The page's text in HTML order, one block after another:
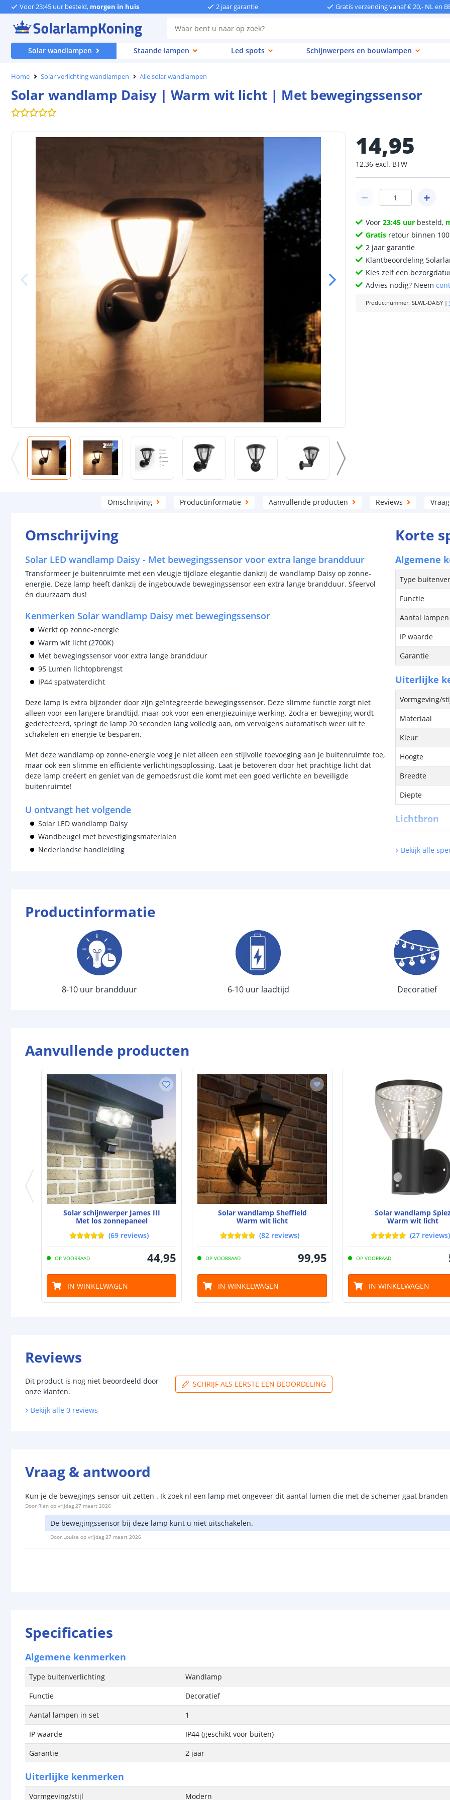
Voor 23:45 uur besteld, morgen in huis 2 jaar garantie Gratis verzending vanaf € 20,- NL en
Solar wandlampen Staande lampen Led spots Schijnwerpers en bouwlampen
Home Solar verlichting wandlampen Alle solar wandlampen
Solar wandlamp Daisy | Warm wit licht | Met bewegingssensor
14,95
12,36 excl. BTW
Voor23:45 uur besteld,
Gratis retour binnen
2 jaar garantie
Klantbeoordeling
Kies zelf een
Advies nodig? Neem
Productnummer: SLWL-DAISY|
Omschrijving Productinformatie Aanvullende producten Reviews
Omschrijving
Solar LED wandlamp Daisy - Met bewegingssensor voor extra lange brandduur
Transformeer je buitenruimte met een vleugje tijdloze elegantie dankzij de wandlamp Daisy op zonne-
energie. Deze lamp heeft dankzij de ingebouwde bewegingssensor een extra lange brandduur. Sfeervol
én duurzaam dus!
Kenmerken Solar wandlamp Daisy met bewegingssensor
Werkt op zonne-energie
Warm wit licht (2700K)
Met bewegingssensor voor extra lange brandduur
95 Lumen lichtopbrengst
IP44 spatwaterdicht
Deze lamp is extra bijzonder door zijn geïntegreerde bewegingssensor. Deze slimme functie zorgt niet
alleen voor een langere brandtijd, maar ook voor een energiezuinige werking. Zodra er beweging wordt
gedetecteerd, springt de lamp 20 seconden lang volledig aan, om vervolgens automatisch weer uit te
schakelen en energie te besparen.
Met deze wandlamp op zonne-energie voeg je niet alleen een stijlvolle toevoeging aan je buitenruimte toe,
maar ook een slimme en efficiënte verlichtingsoplossing. Laat je betoveren door het prachtige licht dat
deze lamp creëert en geniet van de gemoedsrust die komt met een goed verlichte en beveiligde
buitenruimte!
U ontvangt het volgende
Solar LED wandlamp Daisy
Wandbeugel met bevestigingsmaterialen
Nederlandse handleiding
Korte
Algemene
Type
Functie
Aantal
IP waarde
Garantie
Uiterlijke
Vormgeving/
Materiaal
Kleur
Hoogte
Breedte
Diepte
Lichtbron
Hoeveelheid
Aantal LEDS
Sensor en
Type sensor
Batterij
Type batterij
Capaciteit
Aantal
Batterij
Brandduur
Solar
Capaciteit
Uitleg over de
Bekijk alle
Productinformatie
8-10 uur brandduur 6-10 uur laadtijd Decoratief
Aanvullende producten
Solar schijnwerper James III
Met los zonnepaneel
(69 reviews)
OP VOORRAAD 44,95
IN WINKELWAGEN
Solar wandlamp Sheffield
Warm wit licht
(82 reviews)
OP VOORRAAD 99,95
IN WINKELWAGEN
Solar wandlamp
Warm wit licht
(27 reviews)
OP VOORRAAD
IN WINKELWAGEN
Reviews
Dit product is nog niet beoordeeld door
onze klanten.
SCHRIJF ALS EERSTE EEN BEOORDELING
Bekijk alle 0 reviews
Vraag & antwoord
Kun je de bewegings sensor uit zetten . Ik zoek nl een lamp met ongeveer dit aantal lumen die met de schemer gaat
Door Rian op vrijdag 27 maart 2026
De bewegingssensor bij deze lamp kunt u niet uitschakelen.
Door Louise op vrijdag 27 maart 2026
Specificaties
Algemene kenmerken
Type buitenverlichting
Wandlamp
Functie
Decoratief
Aantal lampen in set
1
IP waarde
IP44 (geschikt voor buiten)
Garantie
2 jaar
Uiterlijke kenmerken
Vormgeving/stijl Modern